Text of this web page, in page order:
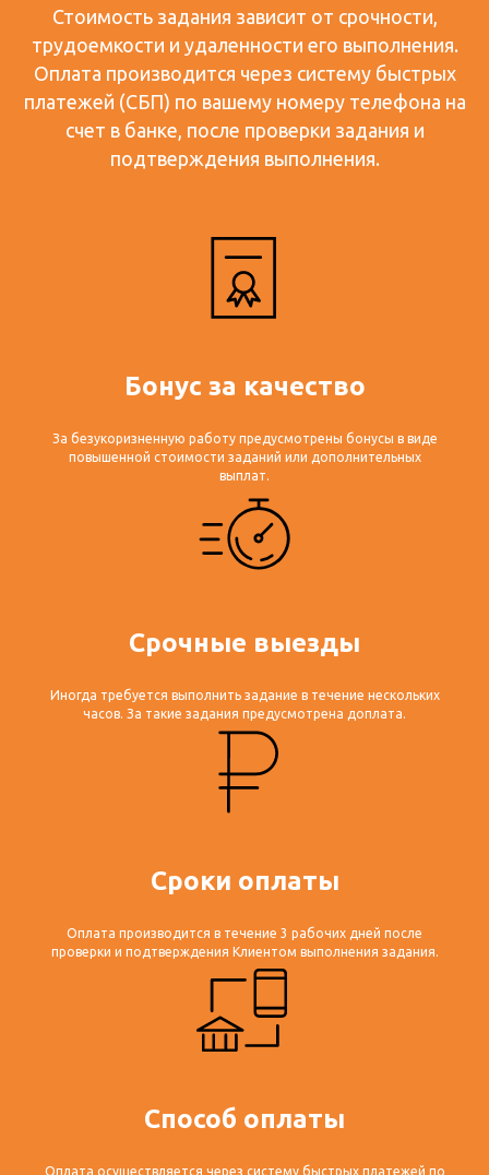
Стоимость задания зависит от срочности,
трудоемкости и удаленности его выполнения.
Оплата производится через систему быстрых
платежей (СБП) по вашему номеру телефона на
счет в банке, после проверки задания и
подтверждения выполнения.
Бонус за качество
За безукоризненную работу предусмотрены бонусы в виде
повышенной стоимости заданий или дополнительных
выплат.
Срочные выезды
Иногда требуется выполнить задание в течение нескольких
часов. За такие задания предусмотрена доплата.
Сроки оплаты
Оплата производится в течение 3 рабочих дней после
проверки и подтверждения Клиентом выполнения задания.
Способ оплаты
Оплата осуществляется через систему быстрых платежей по